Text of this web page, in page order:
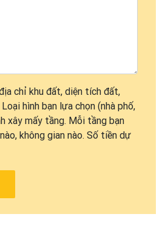
chỉ khu đất, diện tích đất,
hình bạn lựa chọn (nhà phố,
xây mấy tầng. Mỗi tầng bạn
không gian nào. Số tiền dự